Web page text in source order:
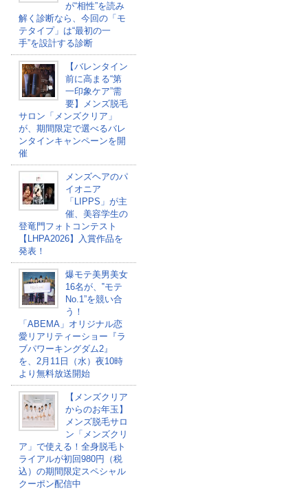
が“相性”を読み
解く診断なら、今回の「モ
テタイプ」は“最初の一
手”を設計する診断
【バレンタイン
前に高まる“第
一印象ケア”需
要】メンズ脱毛
サロン「メンズクリア」
が、期間限定で選べるバレ
ンタインキャンペーンを開
催
メンズヘアのパ
イオニア
「LIPPS」が主
催、美容学生の
登竜門フォトコンテスト
【LHPA2026】入賞作品を
発表！
爆モテ美男美女
16名が、‟モテ
No.1”を競い合
う！
「ABEMA」オリジナル恋
愛リアリティーショー『ラ
ブパワーキングダム2』
を、2月11日（水）夜10時
より無料放送開始
【メンズクリア
からのお年玉】
メンズ脱毛サロ
ン「メンズクリ
ア」で使える！全身脱毛ト
ライアルが初回980円（税
込）の期間限定スペシャル
クーポン配信中